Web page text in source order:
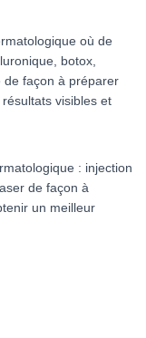
où de
botox,
façon à préparer
visibles et
: injection
de façon à
un meilleur